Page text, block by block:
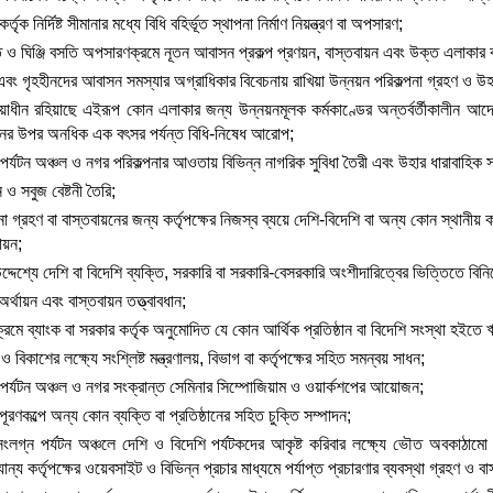
নির্দিষ্ট সীমানার মধ্যে বিধি বহির্ভূত স্থাপনা নির্মাণ নিয়ন্ত্রণ বা অপসারণ;
বসতি অপসারণক্রমে নূতন আবাসন প্রকল্প প্রণয়ন, বাস্তবায়ন এবং উক্ত এলাকার
গৃহহীনদের আবাসন সমস্যার অগ্রাধিকার বিবেচনায় রাখিয়া উন্নয়ন পরিকল্পনা গ্রহণ ও
রহিয়াছে এইরূপ কোন এলাকার জন্য উন্নয়নমূলক কর্মকাণ্ডের অন্তর্বর্তীকালীন
উপর অনধিক এক বৎসর পর্যন্ত বিধি-নিষেধ আরোপ;
অঞ্চল ও নগর পরিকল্পনার আওতায় বিভিন্ন নাগরিক সুবিধা তৈরী এবং উহার ধারাবাহিক
সবুজ বেষ্টনী তৈরি;
বা বাস্তবায়নের জন্য কর্তৃপক্ষের নিজস্ব ব্যয়ে দেশি-বিদেশি বা অন্য কোন স্থানীয়
দেশি বা বিদেশি ব্যক্তি, সরকারি বা সরকারি-বেসরকারি অংশীদারিত্বের ভিত্তিতে
এবং বাস্তবায়ন তত্ত্বাবধান;
ব্যাংক বা সরকার কর্তৃক অনুমোদিত যে কোন আর্থিক প্রতিষ্ঠান বা বিদেশি সংস্থা
বিকাশের লক্ষ্যে সংশ্লিষ্ট মন্ত্রণালয়, বিভাগ বা কর্তৃপক্ষের সহিত সমন্বয় সাধন;
অঞ্চল ও নগর সংক্রান্ত সেমিনার সিম্পোজিয়াম ও ওয়ার্কশপের আয়োজন;
অন্য কোন ব্যক্তি বা প্রতিষ্ঠানের সহিত চুক্তি সম্পাদন;
পর্যটন অঞ্চলে দেশি ও বিদেশি পর্যটকদের আকৃষ্ট করিবার লক্ষ্যে ভৌত অবকাঠামো
কর্তৃপক্ষের ওয়েবসাইট ও বিভিন্ন প্রচার মাধ্যমে পর্যাপ্ত প্রচারণার ব্যবস্থা গ্রহণ ও